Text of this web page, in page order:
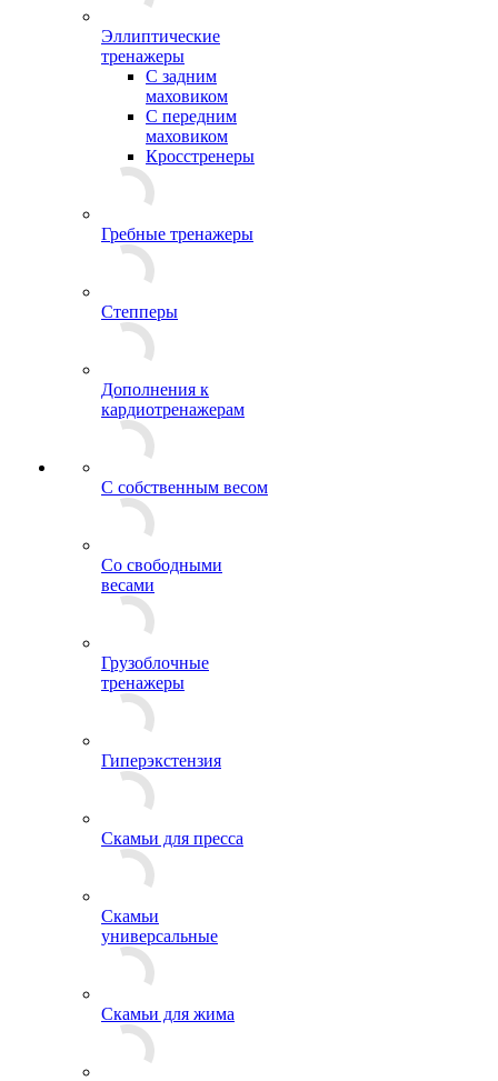
Эллиптические
тренажеры
С задним
маховиком
С передним
маховиком
Кросстренеры
Гребные тренажеры
Степперы
Дополнения к
кардиотренажерам
С собственным весом
Со свободными
весами
Грузоблочные
тренажеры
Гиперэкстензия
Скамьи для пресса
Скамьи
универсальные
Скамьи для жима